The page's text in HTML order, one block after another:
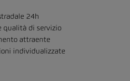
24h
qualità di servizio
attraente
individualizzate